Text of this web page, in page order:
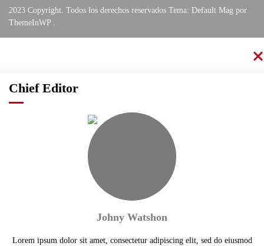
2023 Copyright. Todos los derechos reservados Tema: Default Mag por
ThemeInWP .
Chief Editor
Johny Watshon
Lorem ipsum dolor sit amet, consectetur adipiscing elit, sed do eiusmod